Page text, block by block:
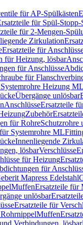
für AP-Spülkästen
für Spül-
für 2-Mengen-
Zirkulation
Ersatzteile für
für Heizung, lösbar
für Anschlüsse
für
Heizung ML
Übergänge unlösbar
AnschlüsseErsatzteile
Zubehör
für RohreSchutzrohre
Systemrohre ML
Innenliegende
lösbarVerschlüsse
für Heizung
für
Mapress Edelstahl
MuffenErsatzteile für
unlösbar
Ersatzteile für
RohrnippelMuffen
Verbindungen, lösbar